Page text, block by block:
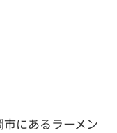
にあるラーメン